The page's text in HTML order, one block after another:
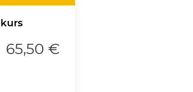
65,50 €